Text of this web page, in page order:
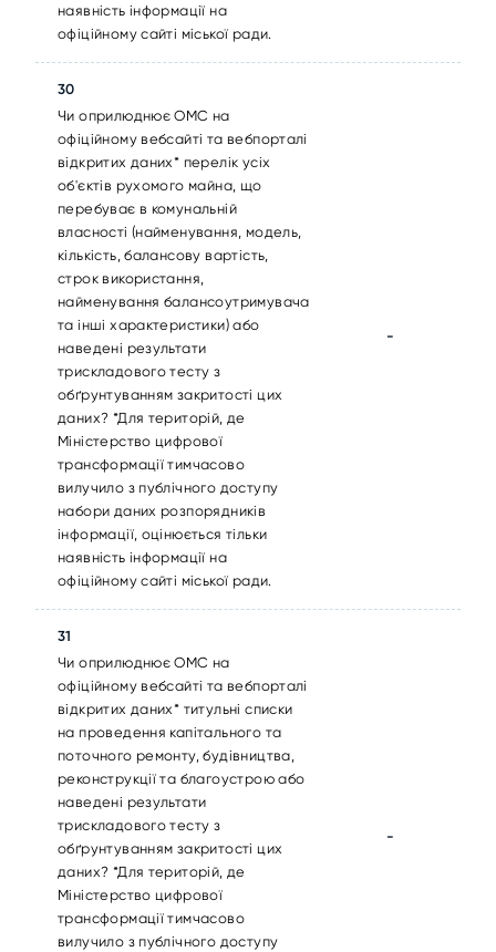
наявність інформації на
офіційному сайті міської ради.
30
Чи оприлюднює ОМС на
офіційному вебсайті та вебпорталі
відкритих даних* перелік усіх
об'єктів рухомого майна, що
перебуває в комунальній
власності (найменування, модель,
кількість, балансову вартість,
строк використання,
найменування балансоутримувача
та інші характеристики) або
наведені результати
трискладового тесту з
обґрунтуванням закритості цих
даних? *Для територій, де
Міністерство цифрової
трансформації тимчасово
вилучило з публічного доступу
набори даних розпорядників
інформації, оцінюється тільки
наявність інформації на
офіційному сайті міської ради.
-
31
Чи оприлюднює ОМС на
офіційному вебсайті та вебпорталі
відкритих даних* титульні списки
на проведення капітального та
поточного ремонту, будівництва,
реконструкції та благоустрою або
наведені результати
трискладового тесту з
обґрунтуванням закритості цих
даних? *Для територій, де
Міністерство цифрової
трансформації тимчасово
вилучило з публічного доступу
-